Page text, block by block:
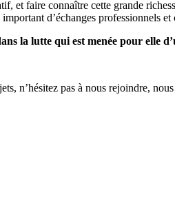
et faire connaître cette grande
d’échanges professionnels
la lutte qui est menée pour elle
n’hésitez pas à nous rejoindre,